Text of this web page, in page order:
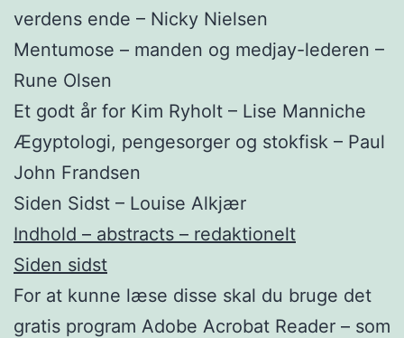
verdens ende – Nicky Nielsen
Mentumose – manden og medjay-lederen –
Rune Olsen
Et godt år for Kim Ryholt – Lise Manniche
Ægyptologi, pengesorger og stokfisk – Paul
John Frandsen
Siden Sidst – Louise Alkjær
Indhold – abstracts – redaktionelt
Siden sidst
For at kunne læse disse skal du bruge det
gratis program Adobe Acrobat Reader – som